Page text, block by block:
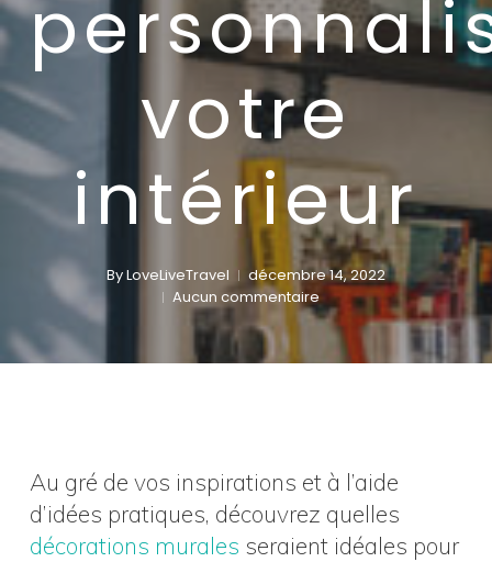
votre
intérieur
ByLoveLiveTravel
décembre 14, 2022
Aucun commentaire
Au gré de vos inspirations et à l’aide
d’idées pratiques, découvrez quelles
décorations murales seraient idéales pour